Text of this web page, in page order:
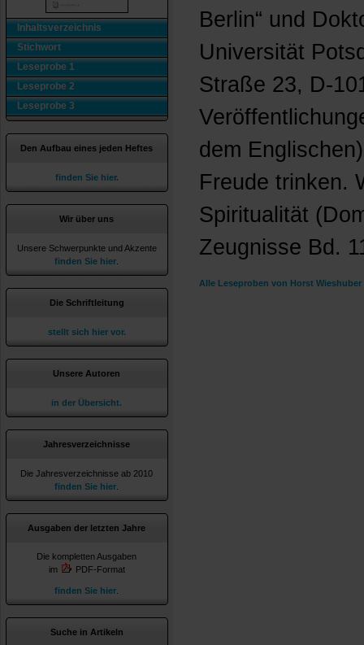
Inhaltsverzeichnis
Stichwort
Leseprobe 1
Leseprobe 2
Leseprobe 3
Den Aufbau eines jeden Heftes
finden Sie hier.
Wir über uns
Unsere Schwerpunkte und Akzente
finden Sie hier
Die Schriftleitung
stellt sich hier vor.
Unsere Autoren
in der Übersicht.
Jahresverzeichnisse
Die Jahresverzeichnisse ab 2010
finden Sie hier
Ausgaben der letzten Jahre
Die kompletten Ausgaben
im
PDF-Format
finden Sie hier
Suche in Artikeln
Berlin“ und
Universität
Straße 23, D-
dem
Freude trinken.
Spiritualität
Zeugnisse Bd.
Alle Leseproben von Horst